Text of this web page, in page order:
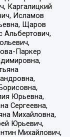
Каргалицкий
Исламов
Щаров
Альбертович,
Паркер
Юрьевна,
Сергеевна,
Михайловна,
Юрьевич,
Михайлович,